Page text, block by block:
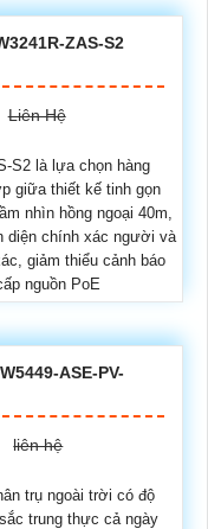
ZAS-S2
Liên Hệ
S2 là lựa chọn hàng
giữa thiết kế tinh gọn
nhìn hồng ngoại 40m,
diện chính xác người và
giảm thiểu cảnh báo
nguồn PoE
ASE-PV-
liên hệ
trụ ngoài trời có độ
trung thực cả ngày